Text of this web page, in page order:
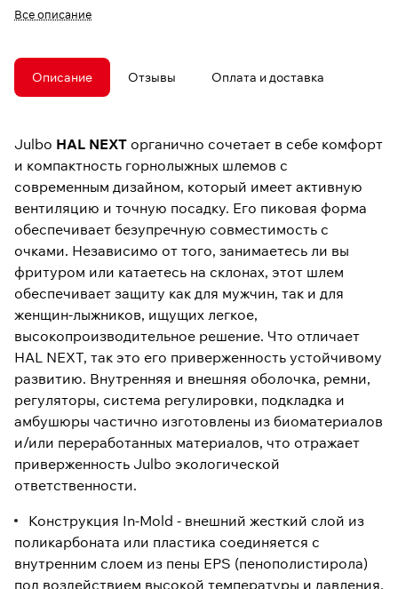
Все описание
Описание Отзывы Оплата и доставка
Julbo HAL NEXT органично сочетает в себе комфорт
и компактность горнолыжных шлемов с
современным дизайном, который имеет активную
вентиляцию и точную посадку. Его пиковая форма
обеспечивает безупречную совместимость с
очками. Независимо от того, занимаетесь ли вы
фритуром или катаетесь на склонах, этот шлем
обеспечивает защиту как для мужчин, так и для
женщин-лыжников, ищущих легкое,
высокопроизводительное решение. Что отличает
HAL NEXT, так это его приверженность устойчивому
развитию. Внутренняя и внешняя оболочка, ремни,
регуляторы, система регулировки, подкладка и
амбушюры частично изготовлены из биоматериалов
и/или переработанных материалов, что отражает
приверженность Julbo экологической
ответственности.
Конструкция In-Mold - внешний жесткий слой из
поликарбоната или пластика соединяется с
внутренним слоем из пены EPS (пенополистирола)
под воздействием высокой температуры и давления.